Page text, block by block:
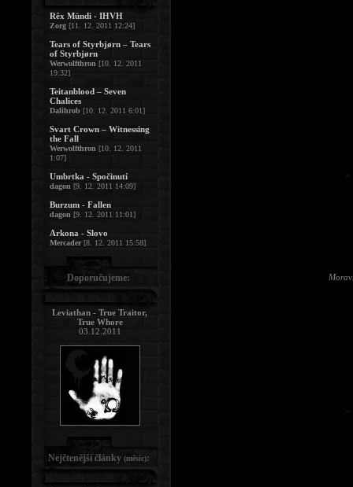
Rêx Mündi - IHVH
Zorg [11. 12. 2011 12:24]
Tears of Styrbjørn – Tears
of Styrbjørn
Werwolfthron [10. 12. 2011
19:32]
Teitanblood – Seven
Chalices
Dalihrob [10. 12. 2011 6:01]
Svart Crown – Witnessing
the Fall
Werwolfthron [10. 12. 2011
1:07]
Umbrtka - Spočinutí
dagon [9. 12. 2011 14:09]
Burzum - Fallen
dagon [9. 12. 2011 11:01]
Arkona - Slovo
Mercader[8. 12. 2011 15:58]
Doporučujeme:
Leviathan - True Traitor,
True Whore
03.12.2011
Nejčtenější články (měsíc):